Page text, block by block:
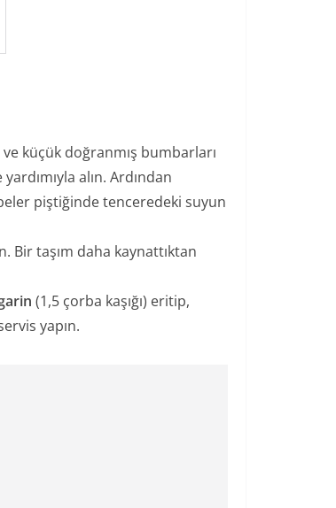
küçük doğranmış bumbarları
alın. Ardından
piştiğinde tenceredeki suyun
Bir taşım daha kaynattıktan
(1,5 çorba kaşığı) eritip,
yapın.